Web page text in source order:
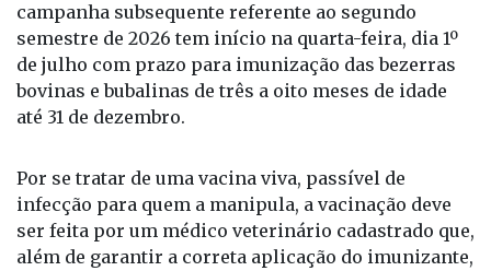
campanha subsequente referente ao segundo
semestre de 2026 tem início na quarta-feira, dia 1º
de julho com prazo para imunização das bezerras
bovinas e bubalinas de três a oito meses de idade
até 31 de dezembro.
Por se tratar de uma vacina viva, passível de
infecção para quem a manipula, a vacinação deve
ser feita por um médico veterinário cadastrado que,
além de garantir a correta aplicação do imunizante,